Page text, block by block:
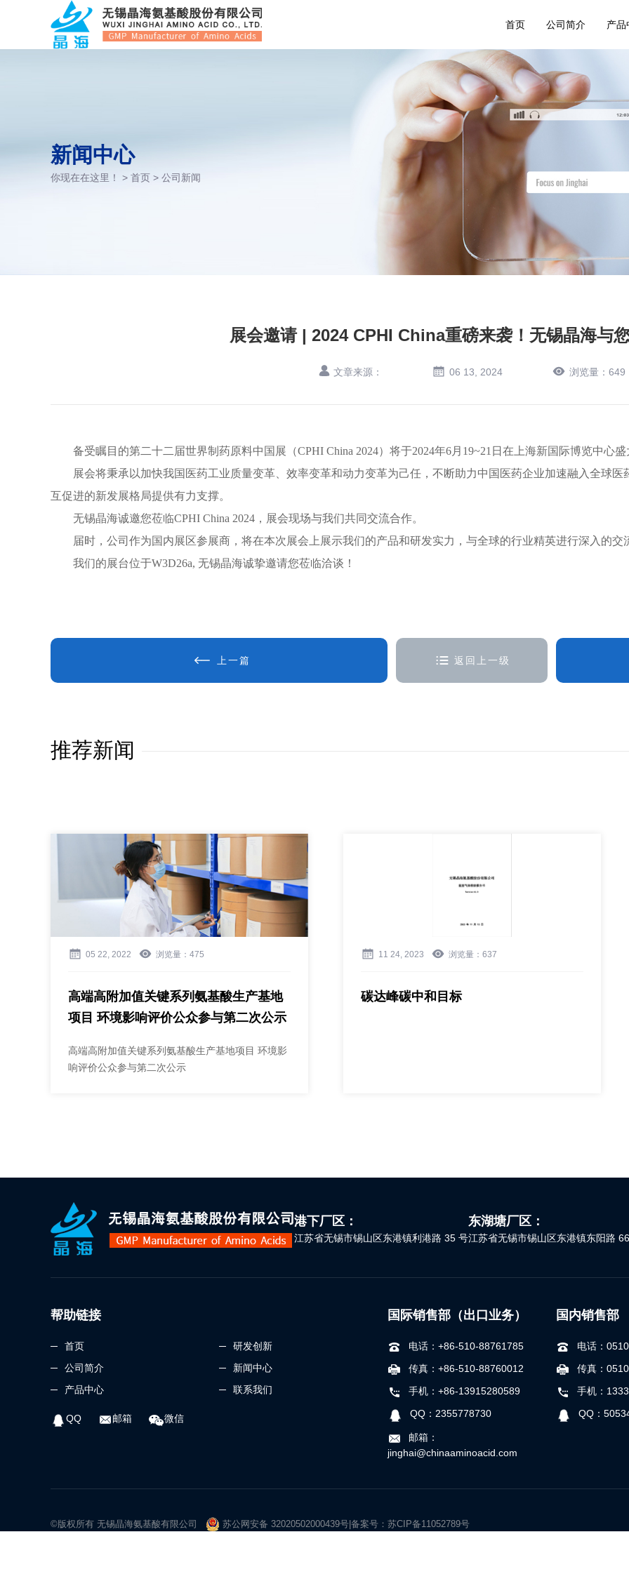
首页 公司简介 产品
新闻中心
你现在在这里！ > 首页 > 公司新闻
展会邀请 | 2024 CPHI China重磅来袭！无锡晶海与
文章来源： 06 13, 2024 浏览量： 649
备受瞩目的第二十二届世界制药原料中国展（CPHI China 2024）将于2024年6月19~21日在上海新国际博览中心
展会将秉承以加快我国医药工业质量变革、效率变革和动力变革为己任，不断助力中国医药企业加速融入全球
互促进的新发展格局提供有力支撑。
无锡晶海诚邀您莅临CPHI China 2024，展会现场与我们共同交流合作。
届时，公司作为国内展区参展商，将在本次展会上展示我们的产品和研发实力，与全球的行业精英进行深入的交
我们的展台位于W3D26a, 无锡晶海诚挚邀请您莅临洽谈！
上一篇 返回上一级
推荐新闻
05 22, 2022 浏览量： 475
高端高附加值关键系列氨基酸生产基地
项目 环境影响评价公众参与第二次公示
高端高附加值关键系列氨基酸生产基地项目 环境影
响评价公众参与第二次公示
11 24, 2023 浏览量： 637
碳达峰碳中和目标
港下厂区：
江苏省无锡市锡山区东港镇利港路 35 号
东湖塘厂区：
江苏省无锡市锡山区东港镇东阳路
帮助链接
首页
公司简介
产品中心
研发创新
新闻中心
联系我们
国际销售部（出口业务）
电话：+86-510-88761785
传真：+86-510-88760012
手机：+86-13915280589
QQ：2355778730
邮箱：
jinghai@chinaaminoacid.com
国内销售部
电话：
传真：
手机：
QQ：
QQ 邮箱 微信
©版权所有 无锡晶海氨基酸有限公司 苏公网安备 32020502000439号|备案号： 苏CIP备11052789号